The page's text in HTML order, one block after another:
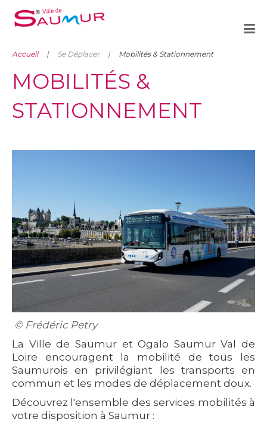
Accueil Se Déplacer Mobilités & Stationnement
MOBILITÉS &
STATIONNEMENT
© Frédéric Petry
La Ville de Saumur et Ogalo Saumur Val de
Loire encouragent la mobilité de tous les
Saumurois en privilégiant les transports en
commun et les modes de déplacement doux.
Découvrez l'ensemble des services mobilités à
votre disposition à Saumur :